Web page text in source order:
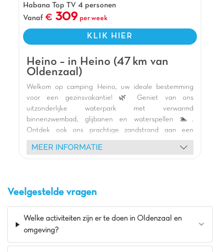
groot podium voor diverse animatie!
Pluspunten
Overdekt strand
Habana Top TV 4 personen
Vanaf
309 per week
KLIK HIER
Heino – in Heino (47 km van
Oldenzaal)
Welkom op camping Heino, uw ideale bestemming
voor een gezinsvakantie! 🌿 Geniet van ons
uitzonderlijke waterpark met verwarmd
binnenzwembad, glijbanen en waterspellen 🏊.
Ontdek ook ons prachtige zandstrand aan een
natuurlijke zwemvijver, perfect om af te koelen en
plezier te hebben 🏖️. Kinderen zullen dol zijn op onze
lodgetenten met terras wachten op u voor een
ontspannen nachtrust 🏡. Het animatieteam biedt
diverse activiteiten: mascotte shows, creatieve
workshops, color runs en schuimparty's 🥳. Huur een
MEER INFORMATIE
Veelgestelde vragen
Welke activiteiten zijn er te doen in Oldenzaal en
omgeving?